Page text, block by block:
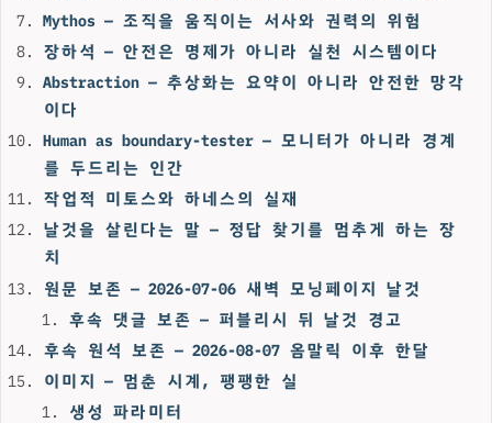
Mythos — 조직을 움직이는 서사와 권력의 위험
장하석 — 안전은 명제가 아니라 실천 시스템이다
Abstraction — 추상화는 요약이 아니라 안전한 망각
이다
Human as boundary-tester — 모니터가 아니라 경계
를 두드리는 인간
작업적 미토스와 하네스의 실재
날것을 살린다는 말 — 정답 찾기를 멈추게 하는 장
치
원문 보존 — 2026-07-06 새벽 모닝페이지 날것
후속 댓글 보존 — 퍼블리시 뒤 날것 경고
후속 원석 보존 — 2026-08-07 옴말릭 이후 한달
이미지 — 멈춘 시계, 팽팽한 실
생성 파라미터